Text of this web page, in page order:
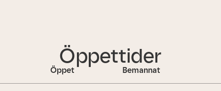
Öppettider
Öppet Bemannat